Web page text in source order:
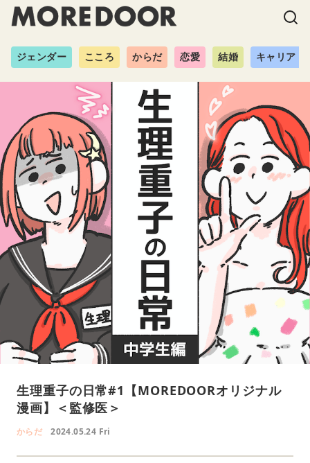
ジェンダー こころ からだ 恋愛 結婚 キャリア
生理重子の日常#1【MOREDOORオリジナル
漫画】＜監修医＞
からだ 2024.05.24 Fri